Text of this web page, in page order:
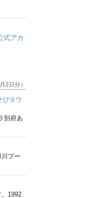
2日分）
びタウ
別府あ
プー
1992